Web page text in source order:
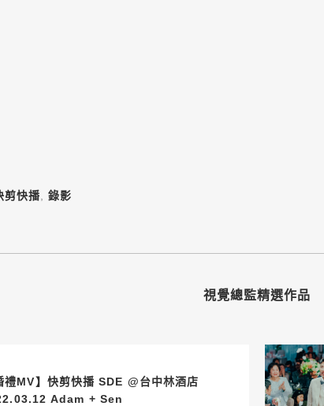
剪快播 ,錄影
視覺總監精選作品
禮MV】快剪快播 SDE @台中林酒店
Adam + Sen